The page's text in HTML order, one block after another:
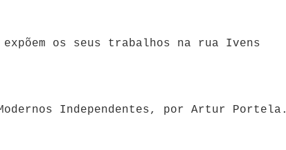
os seus trabalhos na rua Ivens
Independentes, por Artur Portela.